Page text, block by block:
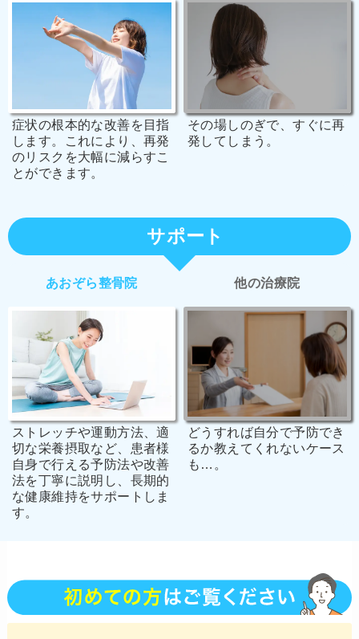
症状の根本的な改善を目指
します。これにより、再発
のリスクを大幅に減らすこ
とができます。
その場しのぎで、すぐに再
発してしまう。
サポート
あおぞら整骨院
ストレッチや運動方法、適
切な栄養摂取など、患者様
自身で行える予防法や改善
法を丁寧に説明し、長期的
な健康維持をサポートしま
す。
他の治療院
どうすれば自分で予防でき
るか教えてくれないケース
も…。